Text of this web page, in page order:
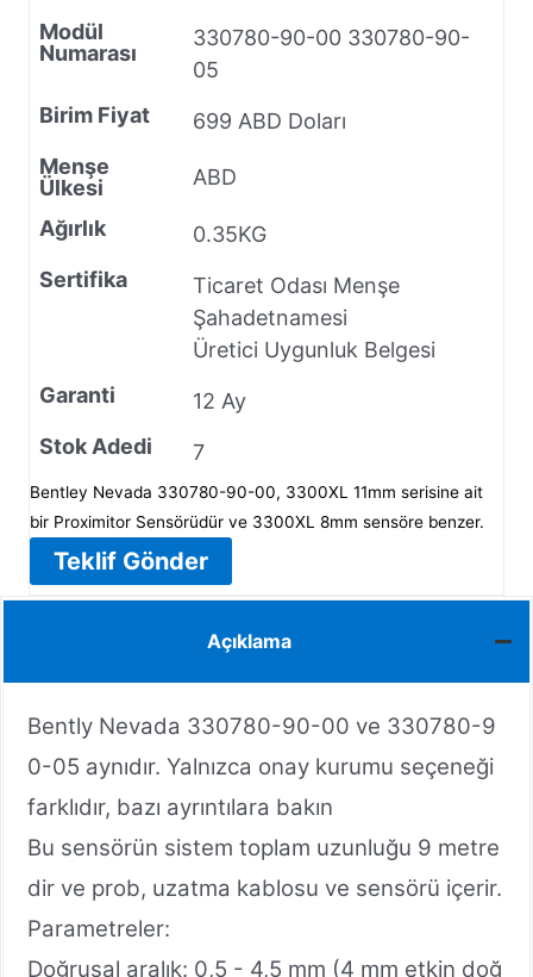
Modül
Numarası
330780-90-00 330780-90-
05
Birim Fiyat
699 ABD Doları
Menşe
Ülkesi
ABD
Ağırlık
0.35KG
Sertifika
Ticaret Odası Menşe
Şahadetnamesi
Üretici Uygunluk Belgesi
Garanti
12 Ay
Stok Adedi
7
Bentley Nevada 330780-90-00, 3300XL 11mm serisine ait
bir Proximitor Sensörüdür ve 3300XL 8mm sensöre benzer.
Teklif Gönder
Açıklama
Bently Nevada 330780-90-00 ve 330780-9
0-05 aynıdır. Yalnızca onay kurumu seçeneği
farklıdır, bazı ayrıntılara bakın
Bu sensörün sistem toplam uzunluğu 9 metre
dir ve prob, uzatma kablosu ve sensörü içerir.
Parametreler:
Doğrusal aralık: 0,5 - 4,5 mm (4 mm etkin doğ